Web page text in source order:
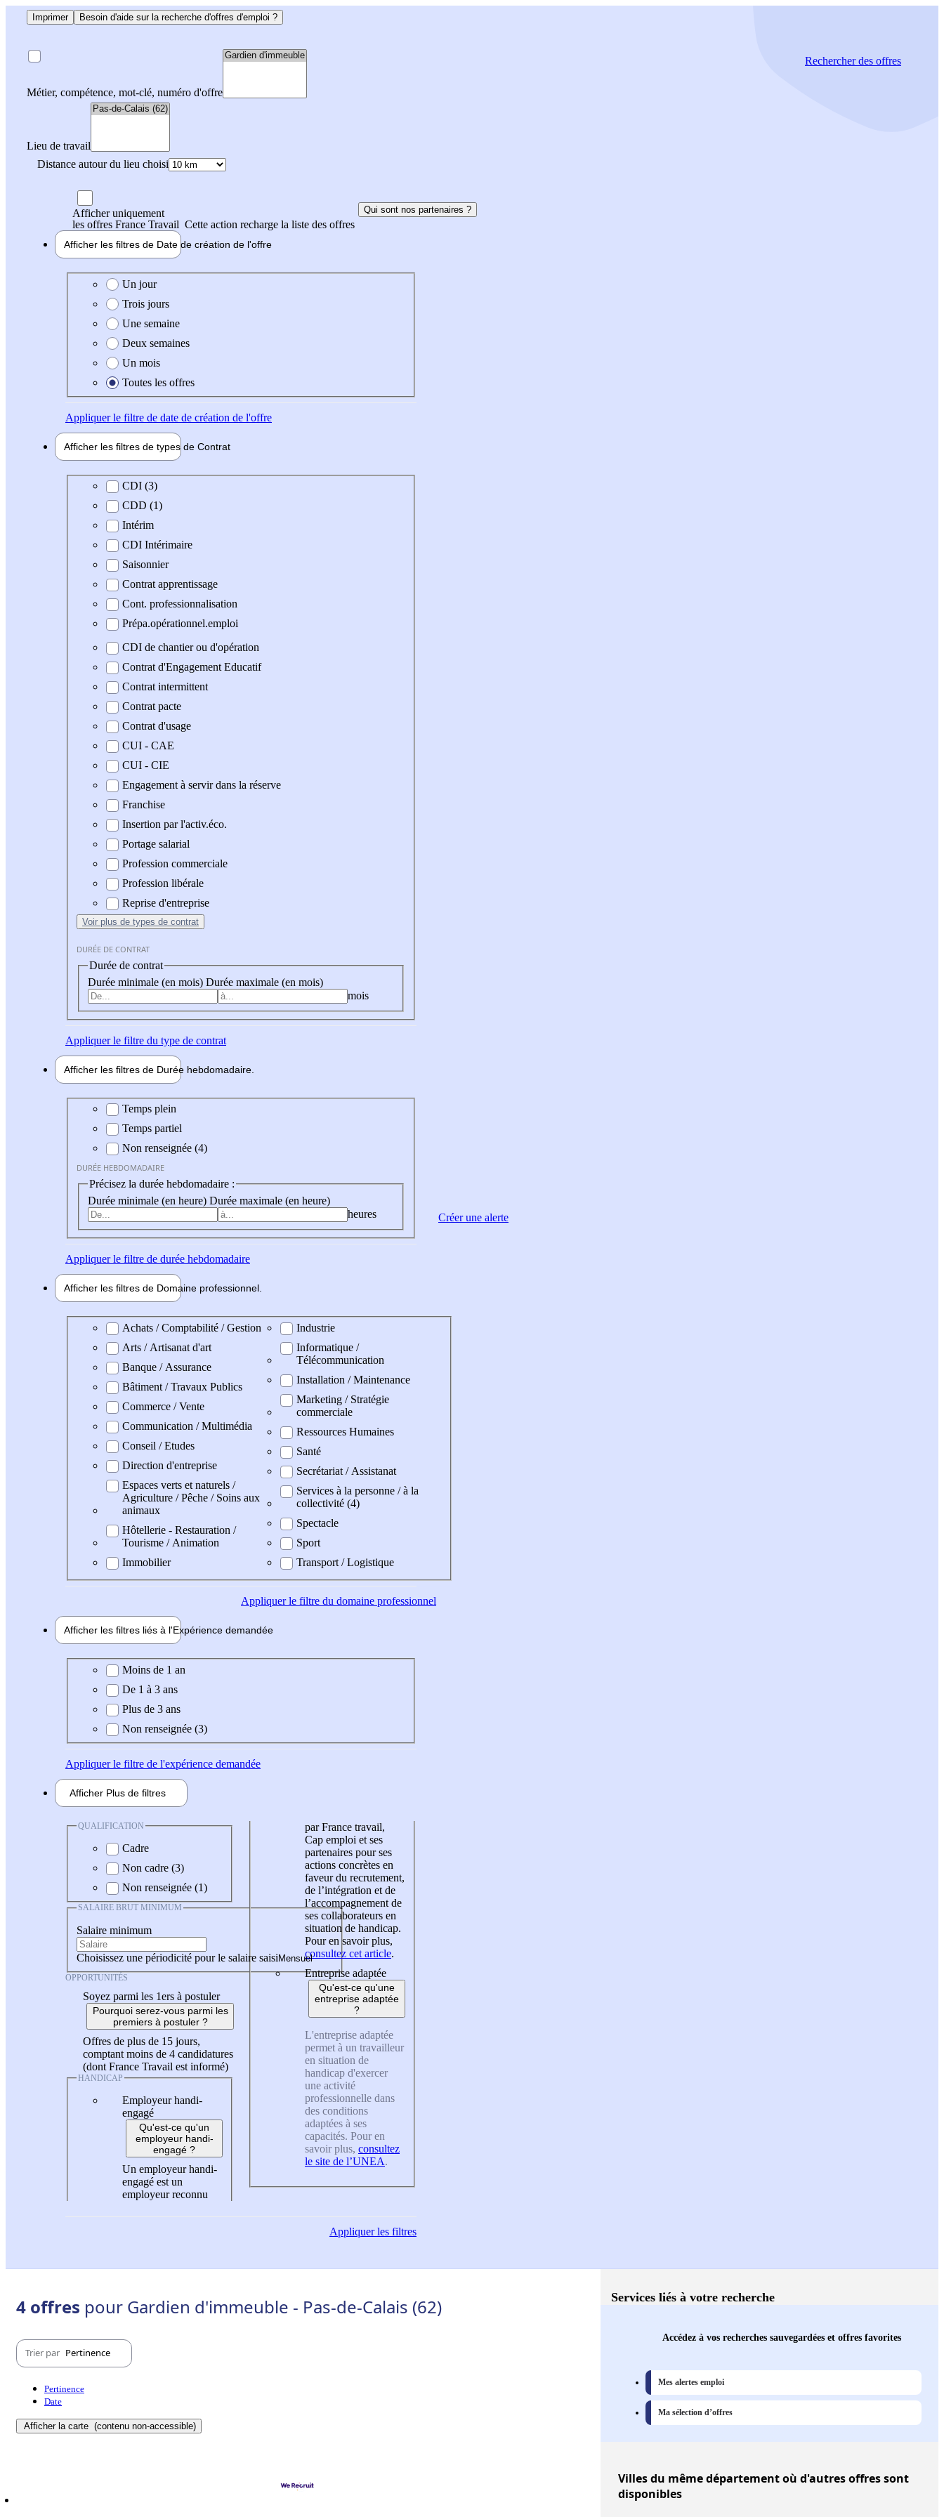
Imprimer Besoin d'aide sur la recherche d'offres d'emploi ?
Métier, compétence, mot-clé, numéro d'offre
Lieu de travail
Distance autour du lieu choisi
Rechercherdes offres
Afficher uniquement
les offres France Travail Cette action recharge la liste des offres
Qui sont nos partenaires ?
Afficher les filtres de Date de création de l'offre
Date de création de l'offre
Un jour
Trois jours
Une semaine
Deux semaines
Un mois
Toutes les offres
Appliquerle filtre de date de création de l'offre
Afficher les filtres de types de Contrat
Type de contrat
CDI (3)
CDD (1)
Intérim
CDI Intérimaire
Saisonnier
Contrat apprentissage
Cont. professionnalisation
Prépa.opérationnel.emploi
CDI de chantier ou d'opération
Contrat d'Engagement Educatif
Contrat intermittent
Contrat pacte
Contrat d'usage
CUI - CAE
CUI - CIE
Engagement à servir dans la réserve
Franchise
Insertion par l'activ.éco.
Portage salarial
Profession commerciale
Profession libérale
Reprise d'entreprise
Voir plus de types de contrat
DURÉE DE CONTRAT
Durée de contrat
Durée minimale (en mois) Durée maximale (en mois)
mois
Appliquerle filtre du type de contrat
Afficher les filtres de Durée hebdomadaire
Durée hebdomadaire
Temps plein
Temps partiel
Non renseignée (4)
DURÉE HEBDOMADAIRE
Précisez la durée hebdomadaire :
Durée minimale (en heure) Durée maximale (en heure)
heures
Appliquerle filtre de durée hebdomadaire
Afficher les filtres de Domaine professionnel
Domaine professionel
Achats / Comptabilité / Gestion
Arts / Artisanat d'art
Banque / Assurance
Bâtiment / Travaux Publics
Commerce / Vente
Communication / Multimédia
Conseil / Etudes
Direction d'entreprise
Espaces verts et naturels /
Agriculture / Pêche / Soins aux
animaux
Hôtellerie - Restauration /
Tourisme / Animation
Immobilier
Industrie
Informatique /
Télécommunication
Installation / Maintenance
Marketing / Stratégie
commerciale
Ressources Humaines
Santé
Secrétariat / Assistanat
Services à la personne / à la
collectivité (4)
Spectacle
Sport
Transport / Logistique
Appliquerle filtre du domaine professionnel
Afficher les filtres liés à l'Expérience demandée
Expérience demandée
Moins de 1 an
De 1 à 3 ans
Plus de 3 ans
Non renseignée (3)
Appliquerle filtre de l'expérience demandée
Afficher Plus de filtres
QUALIFICATION
Cadre
Non cadre (3)
Non renseignée (1)
SALAIRE BRUT MINIMUM
Salaire minimum
Choisissez une périodicité pour le salaire saisi
OPPORTUNITÉS
Soyez parmi les 1ers à postuler
Pourquoi serez-vous parmi les
premiers à postuler ?
Offres de plus de 15 jours,
comptant moins de 4 candidatures
(dont France Travail est informé)
HANDICAP
Employeur handi-
engagé
Qu'est-ce qu'un
employeur handi-
engagé ?
Un employeur handi-
engagé est un
employeur reconnu
par France travail,
Cap emploi et ses
partenaires pour ses
actions concrètes en
faveur du recrutement,
de l’intégration et de
l’accompagnement de
ses collaborateurs en
situation de handicap.
Pour en savoir plus,
consultez cet article.
Entreprise adaptée
Qu'est-ce qu'une
entreprise adaptée
?
L'entreprise adaptée
permet à un travailleur
en situation de
handicap d'exercer
une activité
professionnelle dans
des conditions
adaptées à ses
capacités. Pour en
savoir plus, consultez
le site de l’UNEA.
Appliquerles filtres
Créer une alerte
4 offres pour Gardien d'immeuble - Pas-de-Calais (62)
Trier par Pertinence
Pertinence
Date
Afficher la carte (contenu non-accessible)
Services liés à votre recherche
Accédez à vos recherches sauvegardées et offres favorites
Mes alertes emploi
Ma sélection d’offres
Villesdu même département où d'autres offres sont
disponibles